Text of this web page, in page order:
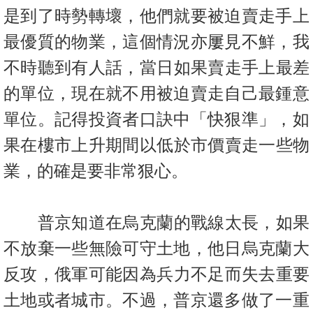
是到了時勢轉壞， 他們就要被迫賣走手上
最優質的物業，這個情況亦屢見不鮮， 我
不時聽到有人話，當日如果賣走手上最差
的單位，現在就不用被迫 賣走自己最鍾意
單位。記得投資者口訣中「快狠準」， 如
果在樓市上升期間以低於市價賣走一些物
業，的確是要非常狠心。
普京知道在烏克蘭的戰線太長，如果
不放棄一些無險可守土地，他日 烏克蘭大
反攻，俄軍可能因為兵力不足而失去重要
土地或者城市。不過，普京還多做了一重